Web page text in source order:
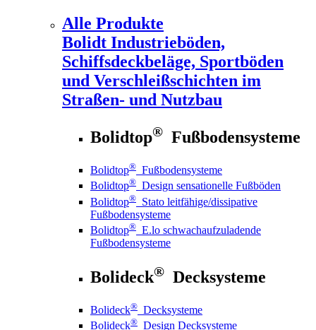
Alle Produkte
Bolidt Industrieböden,
Schiffsdeckbeläge, Sportböden
und Verschleißschichten im
Straßen- und Nutzbau
Bolidtop® Fußbodensysteme
Bolidtop® Fußbodensysteme
Bolidtop® Design sensationelle Fußböden
Bolidtop® Stato leitfähige/dissipative
Fußbodensysteme
Bolidtop® E.lo schwachaufzuladende
Fußbodensysteme
Bolideck® Decksysteme
Bolideck® Decksysteme
Bolideck® Design Decksysteme